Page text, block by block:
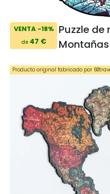
VENTA -18%
de47 €
Puzzle
Montañas
Producto original fabricado por